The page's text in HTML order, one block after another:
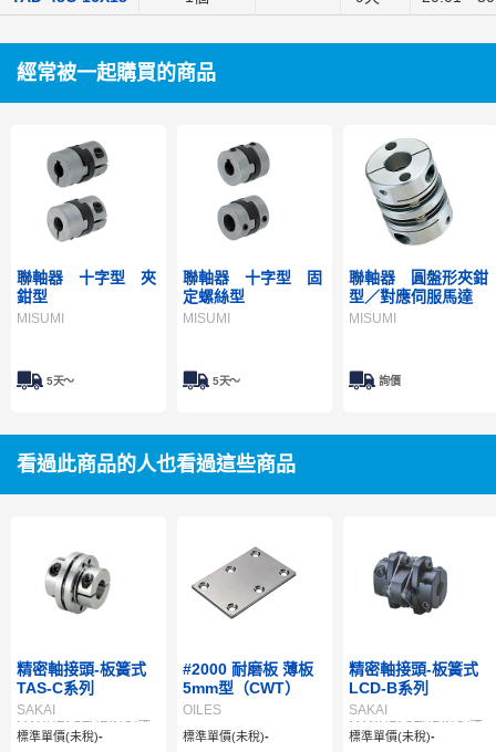
經常被一起購買的商品
聯軸器 十字型 夾
鉗型
MISUMI
5天～
聯軸器 十字型 固
定螺絲型
MISUMI
5天～
聯軸器 圓盤形夾鉗
型／對應伺服馬達
MISUMI
詢價
看過此商品的人也看過這些商品
精密軸接頭-板簧式
TAS-C系列
SAKAI
MANUFACTURING(酒
井製作所)
標準單價(未稅)-
#2000 耐磨板 薄板
5mm型（CWT）
OILES
標準單價(未稅)-
精密軸接頭-板簧式
LCD-B系列
SAKAI
MANUFACTURING(酒
井製作所)
標準單價(未稅)-